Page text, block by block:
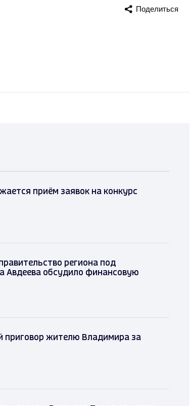
Поделиться
приём заявок на конкурс
региона под
Авдеева обсудило финансовую
приговор жителю Владимира за